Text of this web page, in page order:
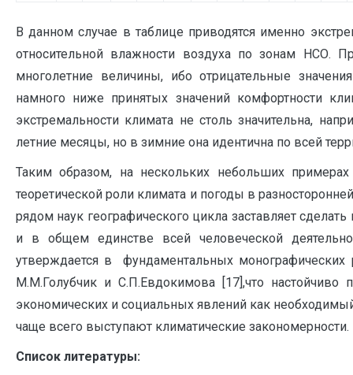
В данном случае в таблице приводятся именно
относительной влажности воздуха по зонам НСО.
многолетние величины, ибо отрицательные
намного ниже принятых значений комфортности
экстремальности климата не столь значительна,
летние месяцы, но в зимние она идентична по всей
Таким образом, на нескольких небольших
теоретической роли климата и погоды в
рядом наук географического цикла заставляет
и в общем единстве всей человеческой
утверждается в фундаментальных монографических
М.М.Голубчик и С.П.Евдокимова [17],что
экономических и социальных явлений как
чаще всего выступают климатические закономерности.
Список литературы: